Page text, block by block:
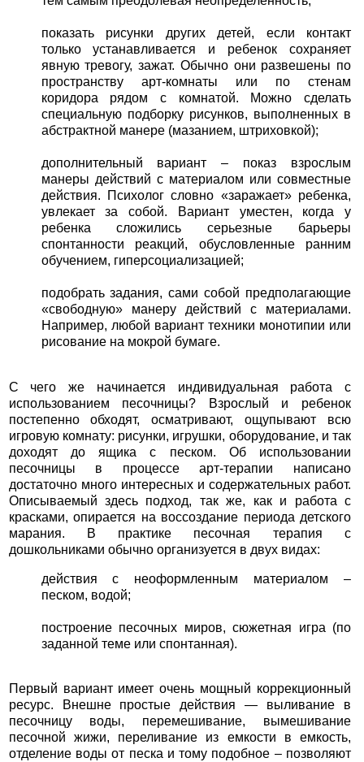
показать рисунки других детей, если контакт
только устанавливается и ребенок сохраняет
явную тревогу, зажат. Обычно они развешены по
пространству арт-комнаты или по стенам
коридора рядом с комнатой. Можно сделать
специальную подборку рисунков, выполненных в
абстрактной манере (мазанием, штриховкой);
дополнительный вариант – показ взрослым
манеры действий с материалом или совместные
действия. Психолог словно «заражает» ребенка,
увлекает за собой. Вариант уместен, когда у
ребенка сложились серьезные барьеры
спонтанности реакций, обусловленные ранним
обучением, гиперсоциализацией;
подобрать задания, сами собой предполагающие
«свободную» манеру действий с материалами.
Например, любой вариант техники монотипии или
рисование на мокрой бумаге.
С чего же начинается индивидуальная работа с
использованием песочницы? Взрослый и ребенок
постепенно обходят, осматривают, ощупывают всю
игровую комнату: рисунки, игрушки, оборудование, и так
доходят до ящика с песком. Об использовании
песочницы в процессе арт-терапии написано
достаточно много интересных и содержательных работ.
Описываемый здесь подход, так же, как и работа с
красками, опирается на воссоздание периода детского
марания. В практике песочная терапия с
дошкольниками обычно организуется в двух видах:
действия с неоформленным материалом –
песком, водой;
построение песочных миров, сюжетная игра (по
заданной теме или спонтанная).
Первый вариант имеет очень мощный коррекционный
ресурс. Внешне простые действия — выливание в
песочницу воды, перемешивание, вымешивание
песочной жижи, переливание из емкости в емкость,
отделение воды от песка и тому подобное – позволяют